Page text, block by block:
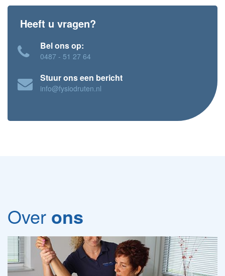
Heeft u vragen?
Bel ons op:
0487 - 51 27 64
Stuur ons een bericht
info@fysiodruten.nl
Over ons